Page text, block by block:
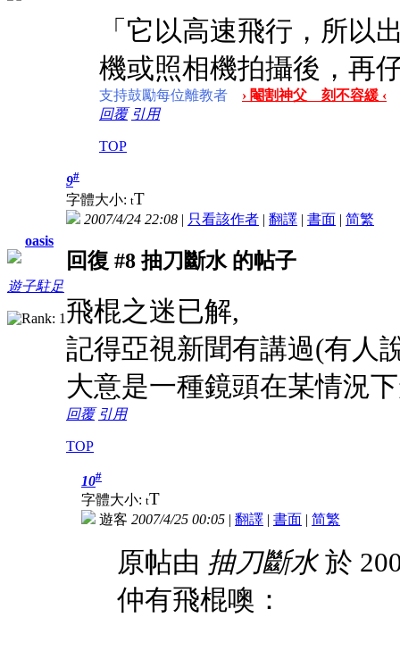
「它以高速飛行，所以
機或照相機拍攝後，再
支持鼓勵每位離教者
› 閹割神父 刻不容緩 ‹
回覆 引用
TOP
oasis
遊子駐足
9#
字體大小: tT
2007/4/24 22:08 | 只看該作者 | 翻譯 | 書面 | 简繁
回復 #8 抽刀斷水 的帖子
飛棍之迷已解,
記得亞視新聞有講過(有人
大意是一種鏡頭在某情況
回覆 引用
TOP
10#
字體大小: tT
遊客 2007/4/25 00:05 | 翻譯 | 書面 | 简繁
原帖由 抽刀斷水於
仲有飛棍噢：